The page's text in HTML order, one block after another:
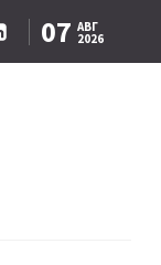
07 АВГ
2026